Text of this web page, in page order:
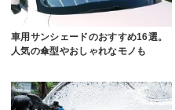
車用サンシェードのおすすめ16選。
人気の傘型やおしゃれなモノも